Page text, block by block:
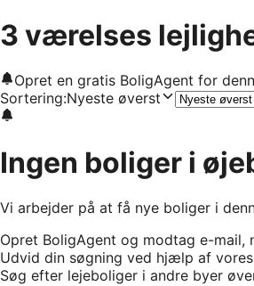
3 værelses
Opret en gratis BoligAgent for
Sortering:Nyeste øverst
Ingen boliger i
Vi arbejder på at få nye boliger i
Opret BoligAgent og modtag e-mail,
Udvid din søgning ved hjælp af
Søg efter lejeboliger i andre byer